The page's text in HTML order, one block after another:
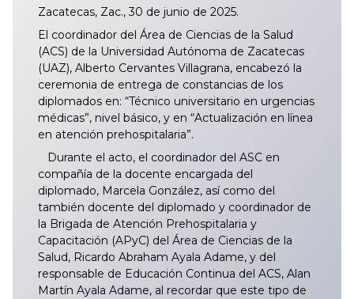
Zacatecas, Zac., 30 de junio de 2025.
El coordinador del Área de Ciencias de la Salud
(ACS) de la Universidad Autónoma de Zacatecas
(UAZ), Alberto Cervantes Villagrana, encabezó la
ceremonia de entrega de constancias de los
diplomados en: “Técnico universitario en urgencias
médicas”, nivel básico, y en “Actualización en línea
en atención prehospitalaria”.
Durante el acto, el coordinador del ASC en
compañía de la docente encargada del
diplomado, Marcela González, así como del
también docente del diplomado y coordinador de
la Brigada de Atención Prehospitalaria y
Capacitación (APyC) del Área de Ciencias de la
Salud, Ricardo Abraham Ayala Adame, y del
responsable de Educación Continua del ACS, Alan
Martín Ayala Adame, al recordar que este tipo de